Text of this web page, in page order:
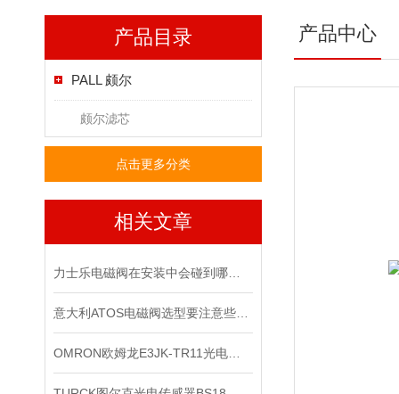
产品目录
PALL 颇尔
颇尔滤芯
点击更多分类
相关文章
产品中心